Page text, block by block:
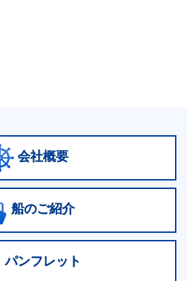
会社概要
船のご紹介
パンフレット